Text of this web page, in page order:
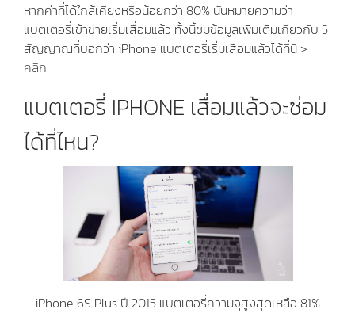
หากค่าที่ได้ใกล้เคียงหรือน้อยกว่า 80% นั่นหมายความว่า
แบตเตอรี่เข้าข่ายเริ่มเสื่อมแล้ว ทั้งนี้ชมข้อมูลเพิ่มเติมเกี่ยวกับ 5
สัญญาณที่บอกว่า iPhone แบตเตอรี่เริ่มเสื่อมแล้วได้ที่นี่ >
คลิก
แบตเตอรี่ IPHONE เสื่อมแล้วจะซ่อม
ได้ที่ไหน?
iPhone 6S Plus ปี 2015 แบตเตอรี่ความจุสูงสุดเหลือ 81%